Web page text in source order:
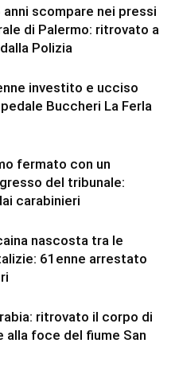
anni scompare nei pressi
di Palermo: ritrovato a
Polizia
investito e ucciso
Buccheri La Ferla
fermato con un
del tribunale:
carabinieri
nascosta tra le
61enne arrestato
ritrovato il corpo di
alla foce del fiume San